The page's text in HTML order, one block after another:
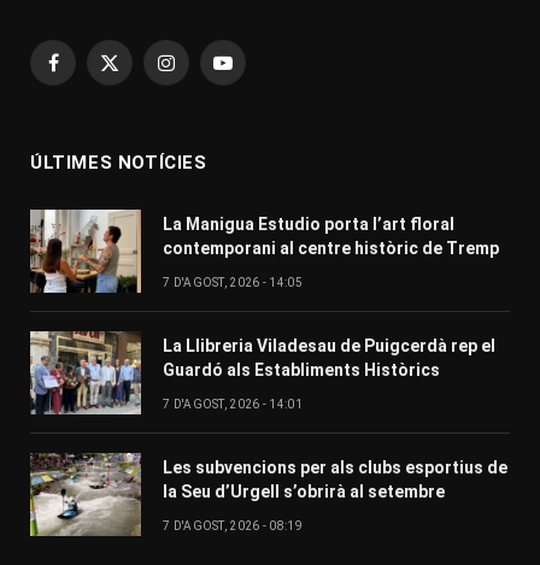
Facebook
X
InstagramYouTube
ÚLTIMES NOTÍCIES
La Manigua Estudio porta l’art floral
contemporani al centre històric de Tremp
7 D'AGOST, 2026 - 14:05
La Llibreria Viladesau de Puigcerdà rep el
Guardó als Establiments Històrics
7 D'AGOST, 2026 - 14:01
Les subvencions per als clubs esportius de
la Seu d’Urgell s’obrirà al setembre
7 D'AGOST, 2026 - 08:19